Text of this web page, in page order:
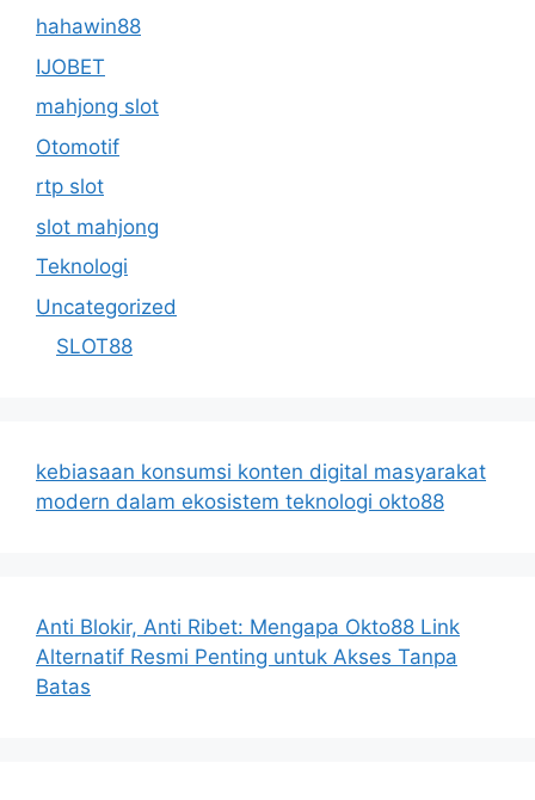
hahawin88
IJOBET
mahjong slot
Otomotif
rtp slot
slot mahjong
Teknologi
Uncategorized
SLOT88
kebiasaan konsumsi konten digital masyarakat
modern dalam ekosistem teknologi okto88
Anti Blokir, Anti Ribet: Mengapa Okto88 Link
Alternatif Resmi Penting untuk Akses Tanpa
Batas